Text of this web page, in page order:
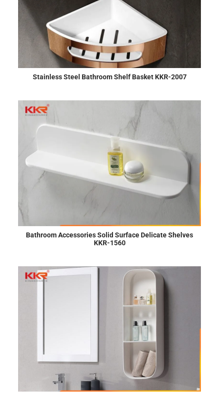
Stainless Steel Bathroom Shelf Basket KKR-2007
Bathroom Accessories Solid Surface Delicate Shelves
KKR-1560